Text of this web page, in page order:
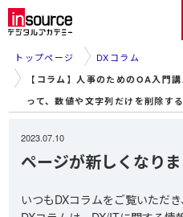
トップページ DXコラム
【コラム】人事のためのOA入門
って、数値や文字列だけを削除する
2023.07.10
ページが新しくなりま
いつもDXコラムをご覧いただ